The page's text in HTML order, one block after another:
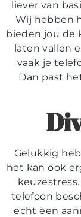
liever van
Wij hebben
bieden jou de
laten vallen
vaak je
Dan past
Gelukkig
het kan ook
telefoon
echt een